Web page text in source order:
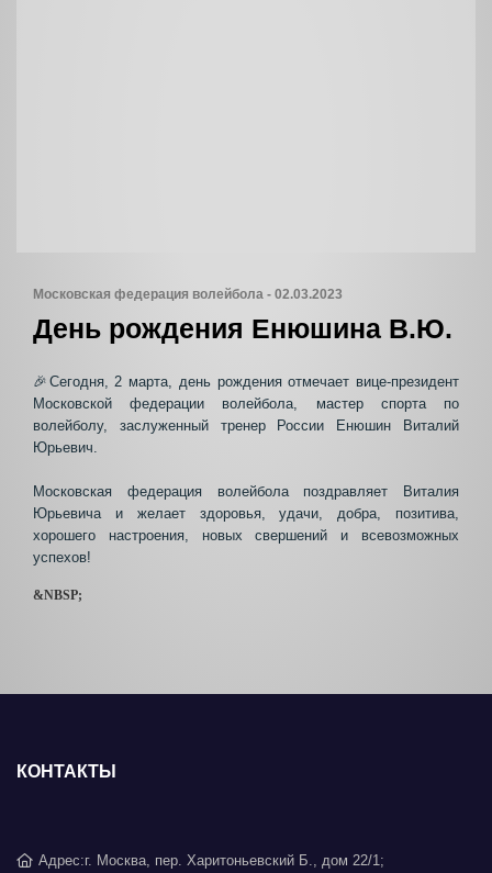
Московская федерация волейбола - 02.03.2023
День рождения Енюшина В.Ю.
🎉Сегодня, 2 марта, день рождения отмечает вице-президент
Московской федерации волейбола, мастер спорта по
волейболу, заслуженный тренер России Енюшин Виталий
Юрьевич.
Московская федерация волейбола поздравляет Виталия
Юрьевича и желает здоровья, удачи, добра, позитива,
хорошего настроения, новых свершений и всевозможных
успехов!
&NBSP;
КОНТАКТЫ
Адрес:г. Москва, пер. Харитоньевский Б., дом 22/1;